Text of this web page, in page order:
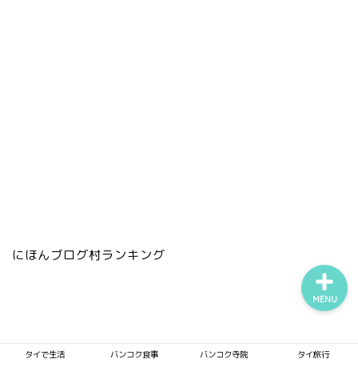
にほんブログ村ランキング
タイで生活 バンコク食事 バンコク寺院 タイ旅行
MENU